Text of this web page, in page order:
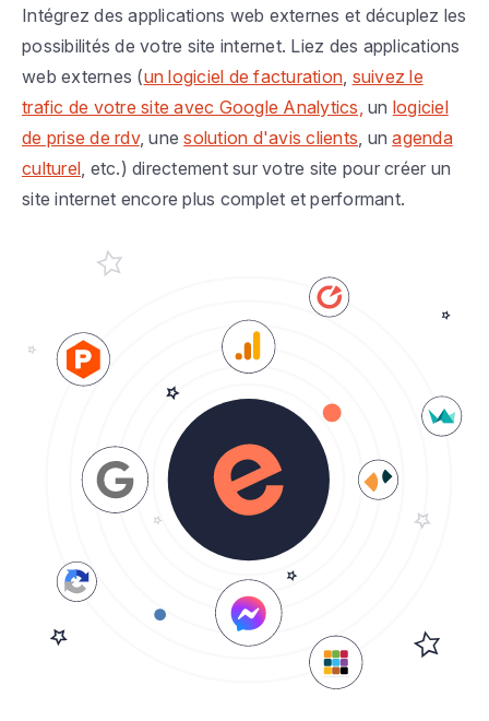
Intégrez des applications web externes et décuplez les
possibilités de votre site internet. Liez des applications
web externes (un logiciel de facturation, suivez le
trafic de votre site avec Google Analytics, un logiciel
de prise de rdv, unesolution d'avis clients, unagenda
culturel, etc.) directement sur votre site pour créer un
site internet encore plus complet et performant.